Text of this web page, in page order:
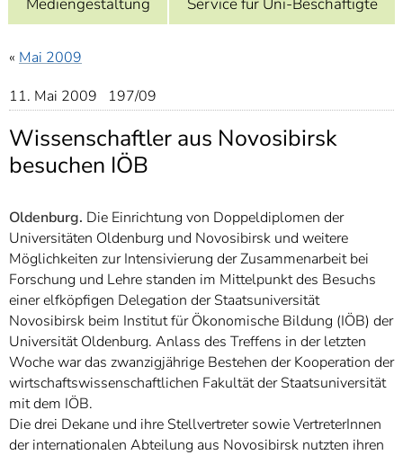
7]
Informationen zur
« Mai 2009
11. Mai 2009 197/09
Wissenschaftler aus Novosibirsk
besuchen IÖB
Oldenburg. Die Einrichtung von Doppeldiplomen der
Universitäten Oldenburg und Novosibirsk und weitere
Möglichkeiten zur Intensivierung der Zusammenarbeit bei
Forschung und Lehre standen im Mittelpunkt des Besuchs
einer elfköpfigen Delegation der Staatsuniversität
Novosibirsk beim Institut für Ökonomische Bildung (IÖB) der
Universität Oldenburg. Anlass des Treffens in der letzten
Woche war das zwanzigjährige Bestehen der Kooperation der
wirtschaftswissenschaftlichen Fakultät der Staatsuniversität
mit dem IÖB.
Die drei Dekane und ihre Stellvertreter sowie VertreterInnen
der internationalen Abteilung aus Novosibirsk nutzten ihren